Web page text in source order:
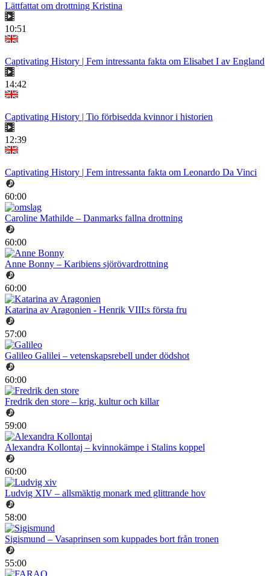
Lättfattat om drottning Kristina
10:51
Captivating History | Fem intressanta fakta om Elisabet I av England
14:42
Captivating History | Tio förbisedda kvinnor i historien
12:39
Captivating History | Fem intressanta fakta om Leonardo Da Vinci
60:00
Caroline Mathilde – Danmarks fallna drottning
60:00
Anne Bonny – Karibiens sjörövardrottning
60:00
Katarina av Aragonien - Henrik VIII:s första fru
57:00
Galileo Galilei – vetenskapsrebell under dödshot
60:00
Fredrik den store – krig, kultur och killar
59:00
Alexandra Kollontaj – kvinnokämpe i Stalins koppel
60:00
Ludvig XIV – allsmäktig monark med glittrande hov
58:00
Sigismund – Vasaprinsen som kuppades bort från tronen
55:00